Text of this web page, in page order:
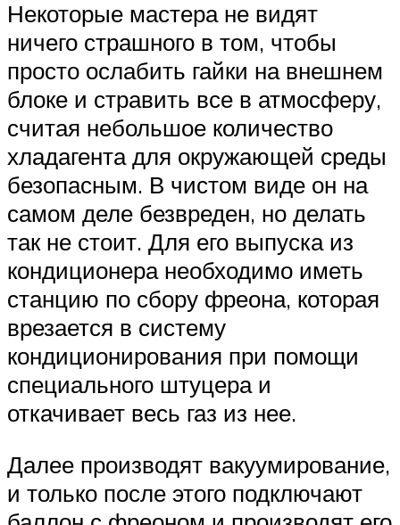
Некоторые мастера не видят
ничего страшного в том, чтобы
просто ослабить гайки на внешнем
блоке и стравить все в атмосферу,
считая небольшое количество
хладагента для окружающей среды
безопасным. В чистом виде он на
самом деле безвреден, но делать
так не стоит. Для его выпуска из
кондиционера необходимо иметь
станцию по сбору фреона, которая
врезается в систему
кондиционирования при помощи
специального штуцера и
откачивает весь газ из нее.
Далее производят вакуумирование,
и только после этого подключают